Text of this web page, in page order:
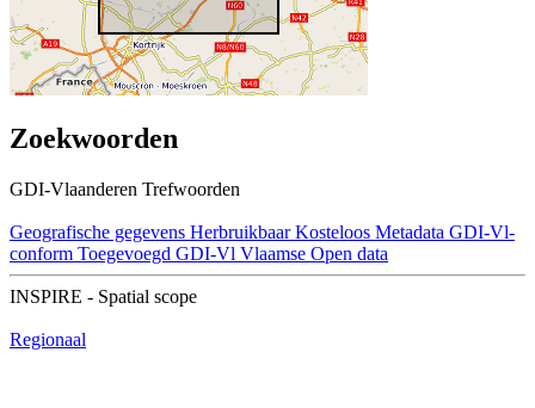
Zoekwoorden
GDI-Vlaanderen Trefwoorden
Geografische gegevens Herbruikbaar Kosteloos Metadata GDI-Vl-
conform Toegevoegd GDI-Vl Vlaamse Open data
INSPIRE - Spatial scope
Regionaal